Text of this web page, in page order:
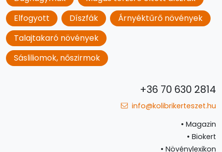
Elfogyott
Díszfák
Árnyéktűrő növények
Talajtakaró növények
Sásliliomok, nőszirmok
+36 70 630 2814
info@kolibrikerteszet.hu
• Magazin
• Biokert
• Növénylexikon